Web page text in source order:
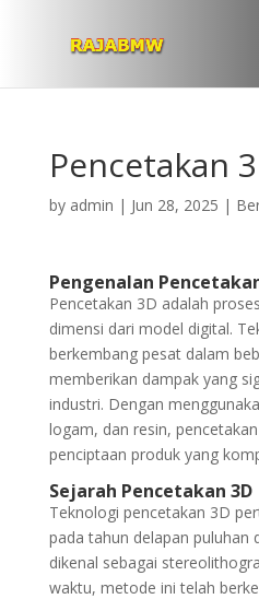
Pencetakan
by admin | Jun 28, 2025 |
Pengenalan
Pencetakan 3D adalah
dimensi dari model digital.
berkembang pesat dalam
memberikan dampak yang
industri. Dengan
logam, dan resin,
penciptaan produk yang
Sejarah Pencetakan 3D
Teknologi pencetakan 3D
pada tahun delapan puluhan
dikenal sebagai
waktu, metode ini telah